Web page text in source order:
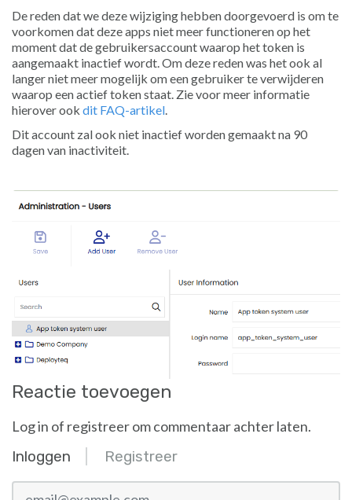
De reden dat we deze wijziging hebben doorgevoerd is om te
voorkomen dat deze apps niet meer functioneren op het
moment dat de gebruikersaccount waarop het token is
aangemaakt inactief wordt. Om deze reden was het ook al
langer niet meer mogelijk om een gebruiker te verwijderen
waarop een actief token staat. Zie voor meer informatie
hierover ook dit FAQ-artikel.
Dit account zal ook niet inactief worden gemaakt na 90
dagen van inactiviteit.
Reactie toevoegen
Log in of registreer om commentaar achter laten.
Inloggen Registreer
email@example.com